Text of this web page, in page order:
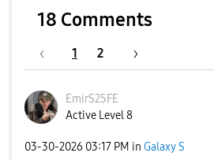
18 Comments
1 2
EmirS25FE
Active Level 8
‎03-30-2026 03:17 PM in Galaxy S